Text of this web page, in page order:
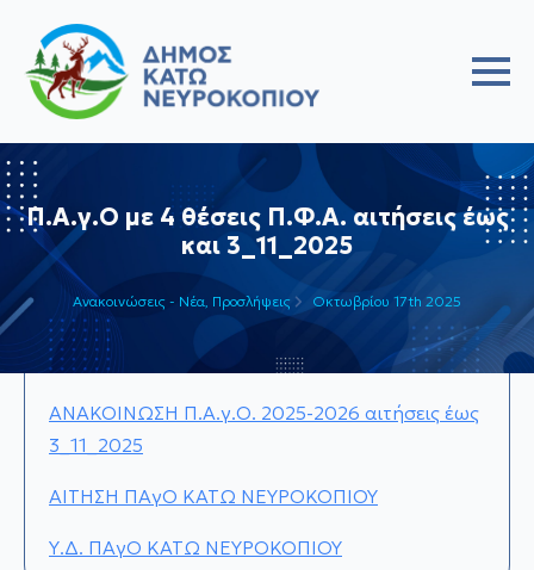
Π.Α.γ.Ο με 4 θέσεις Π.Φ.Α. αιτήσεις έως
και 3_11_2025
Ανακοινώσεις - Νέα Προσλήψεις Οκτωβρίου 17th 2025
ΑΝΑΚΟΙΝΩΣΗ Π.Α.γ.Ο. 2025-2026 αιτήσεις έως
3_11_2025
ΑΙΤΗΣΗ ΠΑγΟ ΚΑΤΩ ΝΕΥΡΟΚΟΠΙΟΥ
Υ.Δ. ΠΑγΟ ΚΑΤΩ ΝΕΥΡΟΚΟΠΙΟΥ